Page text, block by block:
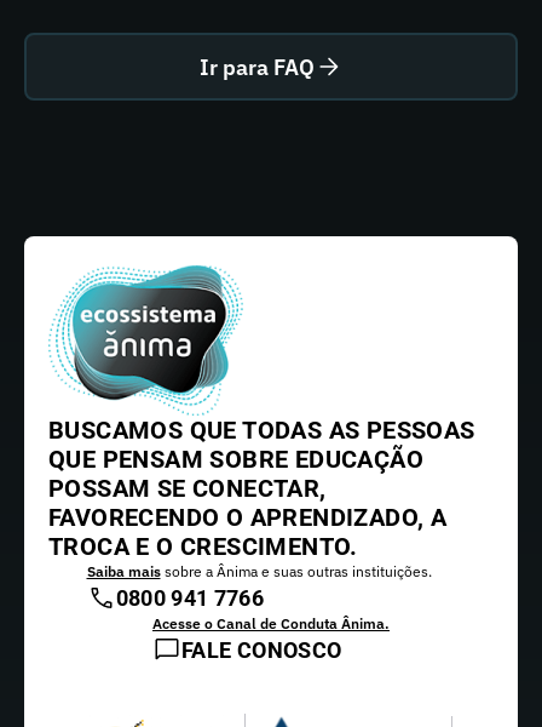
Ir para FAQ
BUSCAMOS QUE TODAS AS PESSOAS
QUE PENSAM SOBRE EDUCAÇÃO
POSSAM SE CONECTAR,
FAVORECENDO O APRENDIZADO, A
TROCA E O CRESCIMENTO.
Saiba maissobre a Ânima e suas outras instituições.
0800 941 7766
Acesse o Canal de Conduta Ânima.
FALE CONOSCO